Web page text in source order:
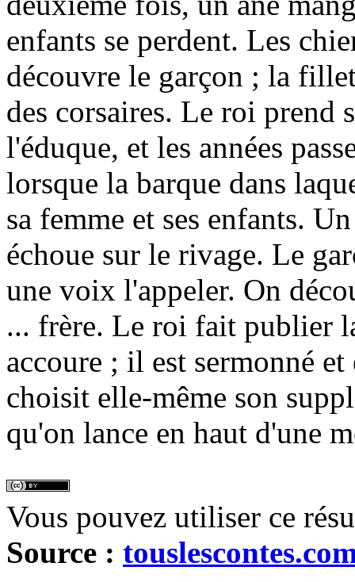
enfants se perdent. Les
découvre le garçon ; la
des corsaires. Le roi prend
l'éduque, et les années
lorsque la barque dans
sa femme et ses enfants.
échoue sur le rivage. Le
une voix l'appeler. On
... frère. Le roi fait publier
accoure ; il est sermonné
choisit elle-même son
qu'on lance en haut d'une
Vous pouvez utiliser ce
Source :